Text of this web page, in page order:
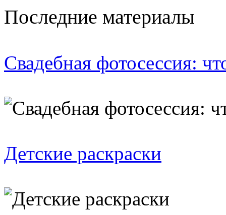
Последние материалы
Свадебная фотосессия:
Детские раскраски